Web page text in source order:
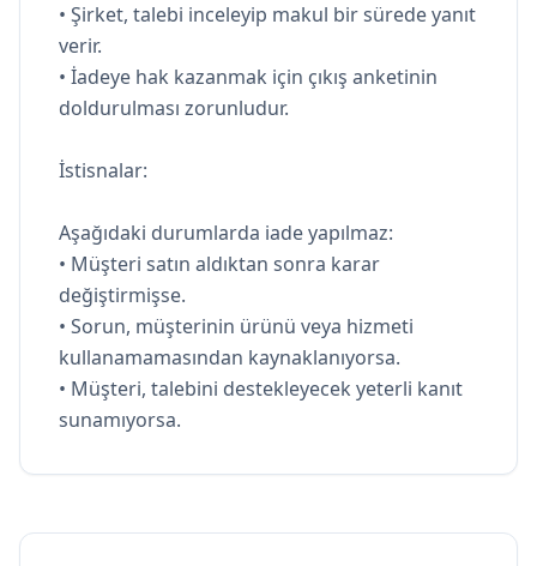
• Şirket, talebi inceleyip makul bir sürede yanıt
verir.
• İadeye hak kazanmak için çıkış anketinin
doldurulması zorunludur.
İstisnalar:
Aşağıdaki durumlarda iade yapılmaz:
• Müşteri satın aldıktan sonra karar
değiştirmişse.
• Sorun, müşterinin ürünü veya hizmeti
kullanamamasından kaynaklanıyorsa.
• Müşteri, talebini destekleyecek yeterli kanıt
sunamıyorsa.